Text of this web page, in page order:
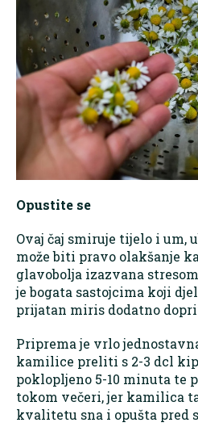
Opustite se
Ovaj čaj smiruje tijelo i um,
može biti pravo olakšanje
glavobolja izazvana
je bogata sastojcima koji
prijatan miris dodatno
Priprema je vrlo
kamilice preliti s 2-3 dcl
poklopljeno 5-10 minuta te
tokom večeri, jer kamilica
kvalitetu sna i opušta pred